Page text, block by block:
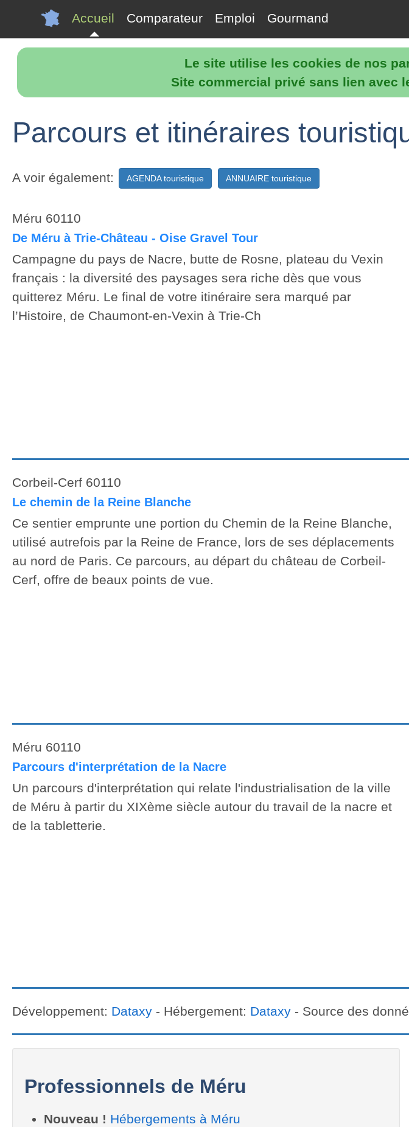
Le site utilise les cookies de nos
Site commercial privé sans lien avec
Accueil Comparateur Emploi Gourmand
Parcours et itinéraires
A voir également: AGENDA touristique ANNUAIRE touristique
Méru 60110
De Méru à Trie-Château - Oise Gravel Tour
Campagne du pays de Nacre, butte de Rosne, plateau du Vexin
français : la diversité des paysages sera riche dès que vous
quitterez Méru. Le final de votre itinéraire sera marqué par
l’Histoire, de Chaumont-en-Vexin à Trie-Ch
Corbeil-Cerf 60110
Le chemin de la Reine Blanche
Ce sentier emprunte une portion du Chemin de la Reine Blanche,
utilisé autrefois par la Reine de France, lors de ses déplacements
au nord de Paris. Ce parcours, au départ du château de Corbeil-
Cerf, offre de beaux points de vue.
Méru 60110
Parcours d'interprétation de la Nacre
Un parcours d'interprétation qui relate l'industrialisation de la ville
de Méru à partir du XIXème siècle autour du travail de la nacre et
de la tabletterie.
Développement: Dataxy - Hébergement: Dataxy - Source des
Professionnels de Méru
Nouveau ! Hébergements à Méru